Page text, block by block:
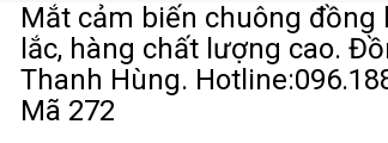
Mắt cảm biến chuông đồng
lắc, hàng chất lượng cao.
Thanh Hùng.
Mã 272